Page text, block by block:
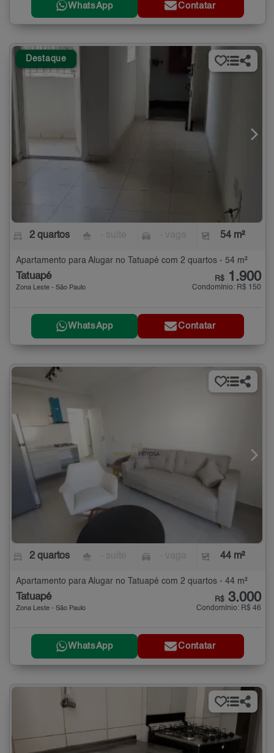
WhatsApp Contatar
Destaque
2 quartos 54 m²
Apartamento para Alugar no Tatuapé com 2 quartos - 54 m²
Tatuapé
Zona Leste - São Paulo
R$ 1.900
Condomínio: R$ 150
WhatsApp Contatar
2 quartos 44 m²
Apartamento para Alugar no Tatuapé com 2 quartos - 44 m²
Tatuapé
Zona Leste - São Paulo
R$ 3.000
Condomínio: R$ 46
WhatsApp Contatar